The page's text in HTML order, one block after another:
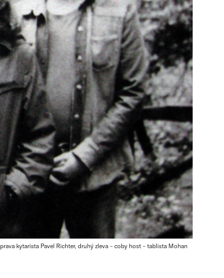
kytarista Pavel Richter, druhý zleva – coby host – tablista Mohan